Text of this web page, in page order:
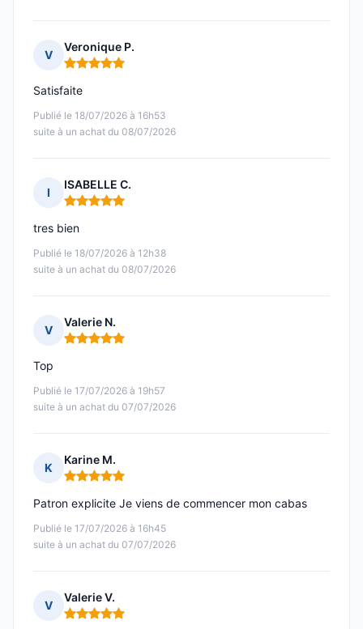
V
Veronique P.
Note : 5 sur 5
Publié le 18/07/2026 à 16h53
suite à un achat du 08/07/2026
Satisfaite
I
ISABELLE C.
Note : 5 sur 5
Publié le 18/07/2026 à 12h38
suite à un achat du 08/07/2026
tres bien
V
Valerie N.
Note : 5 sur 5
Publié le 17/07/2026 à 19h57
suite à un achat du 07/07/2026
Top
K
Karine M.
Note : 5 sur 5
Publié le 17/07/2026 à 16h45
suite à un achat du 07/07/2026
Patron explicite Je viens de commencer mon cabas
V
Valerie V.
Note : 5 sur 5